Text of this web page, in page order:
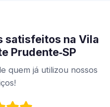
satisfeitos na Vila
Prudente‑SP
quem já utilizou nossos